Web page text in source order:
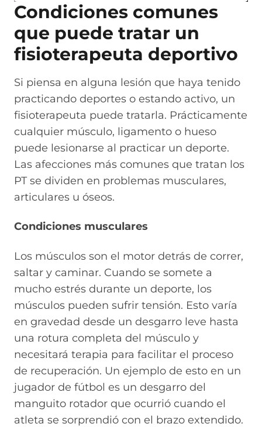
Condiciones comunes
que puede tratar un
fisioterapeuta deportivo
Si piensa en alguna lesión que haya tenido
practicando deportes o estando activo, un
fisioterapeuta puede tratarla. Prácticamente
cualquier músculo, ligamento o hueso
puede lesionarse al practicar un deporte.
Las afecciones más comunes que tratan los
PT se dividen en problemas musculares,
articulares u óseos.
Condiciones musculares
Los músculos son el motor detrás de correr,
saltar y caminar. Cuando se somete a
mucho estrés durante un deporte, los
músculos pueden sufrir tensión. Esto varía
en gravedad desde un desgarro leve hasta
una rotura completa del músculo y
necesitará terapia para facilitar el proceso
de recuperación. Un ejemplo de esto en un
jugador de fútbol es un desgarro del
manguito rotador que ocurrió cuando el
atleta se sorprendió con el brazo extendido.